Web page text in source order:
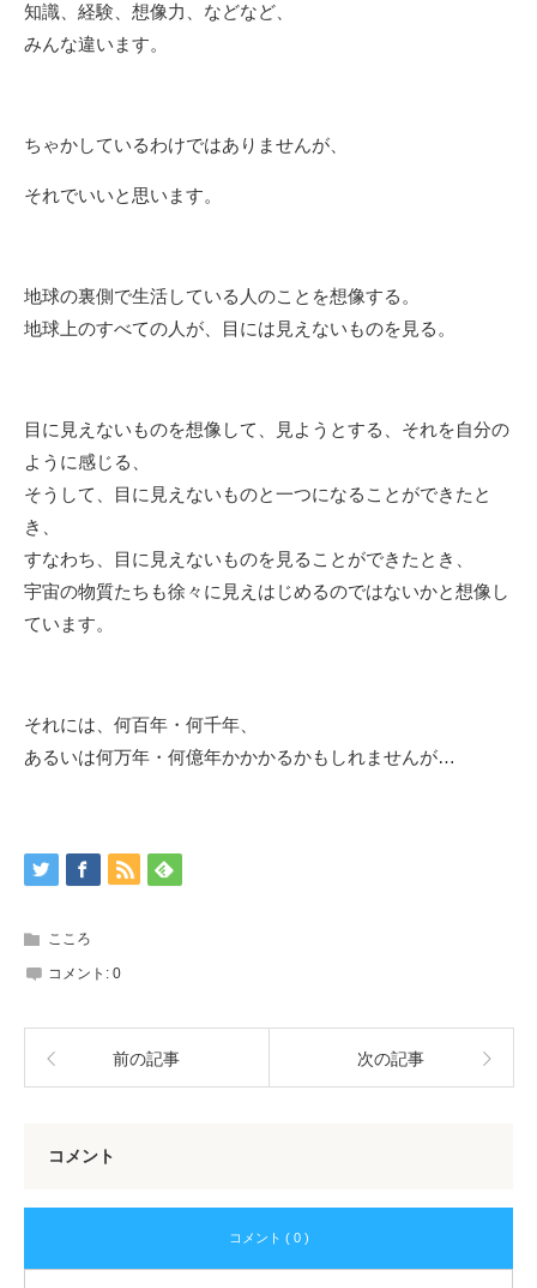
知識、経験、想像力、などなど、
みんな違います。
ちゃかしているわけではありませんが、
それでいいと思います。
地球の裏側で生活している人のことを想像する。
地球上のすべての人が、目には見えないものを見る。
目に見えないものを想像して、見ようとする、それを自分の
ように感じる、
そうして、目に見えないものと一つになることができたと
き、
すなわち、目に見えないものを見ることができたとき、
宇宙の物質たちも徐々に見えはじめるのではないかと想像し
ています。
それには、何百年・何千年、
あるいは何万年・何億年かかかるかもしれませんが…
こころ
コメント: 0
前の記事 次の記事
コメント
コメント ( 0 )